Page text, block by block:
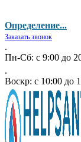
Определение...
Заказать звонок
.
Пн-Сб: с 9:00 до
.
Воскр: с 10:00 до